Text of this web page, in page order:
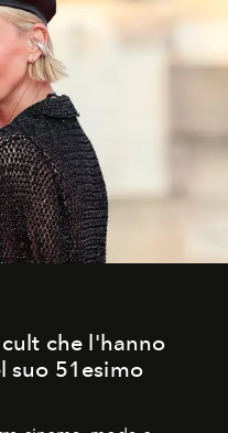
che l'hanno
suo 51esimo